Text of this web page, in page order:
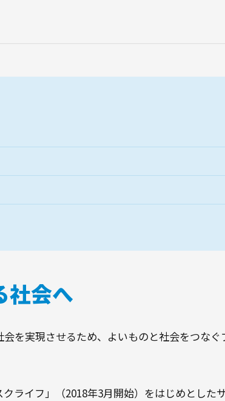
社会へ
を実現させるため、よいものと社会をつな
ライフ」（2018年3月開始）をはじめとした